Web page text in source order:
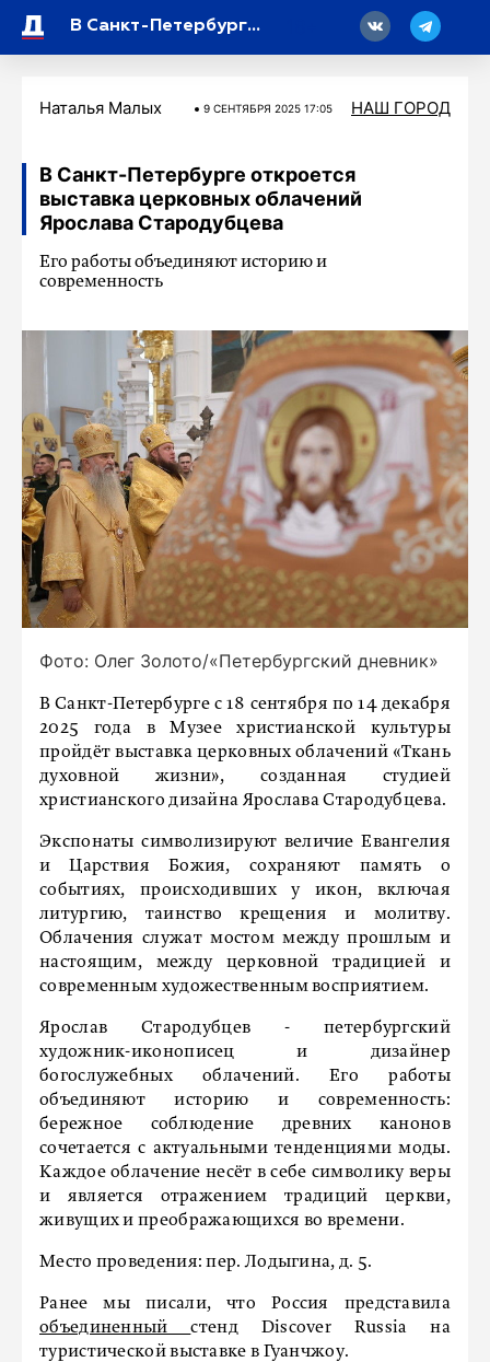
В Санкт-Петербурге откроется выставка церковных облачений Ярослава Стародубцева
Наталья Малых 9 СЕНТЯБРЯ 2025 17:05 НАШ ГОРОД
В Санкт-Петербурге откроется
выставка церковных облачений
Ярослава Стародубцева
Его работы объединяют историю и
современность
Фото: Олег Золото/«Петербургский дневник»
В Санкт-Петербурге с 18 сентября по 14 декабря
2025 года в Музее христианской культуры
пройдёт выставка церковных облачений «Ткань
духовной жизни», созданная студией
христианского дизайна Ярослава Стародубцева.
Экспонаты символизируют величие Евангелия
и Царствия Божия, сохраняют память о
событиях, происходивших у икон, включая
литургию, таинство крещения и молитву.
Облачения служат мостом между прошлым и
настоящим, между церковной традицией и
современным художественным восприятием.
Ярослав Стародубцев - петербургский
художник-иконописец и дизайнер
богослужебных облачений. Его работы
объединяют историю и современность:
бережное соблюдение древних канонов
сочетается с актуальными тенденциями моды.
Каждое облачение несёт в себе символику веры
и является отражением традиций церкви,
живущих и преображающихся во времени.
Место проведения: пер. Лодыгина, д. 5.
Ранее мы писали, что Россия представила
объединенныйстенд Discover Russia на
туристической выставке в Гуанчжоу.